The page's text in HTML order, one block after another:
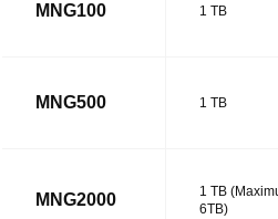
MNG100 1 TB
MNG500 1 TB
MNG2000
1 TB
6TB)